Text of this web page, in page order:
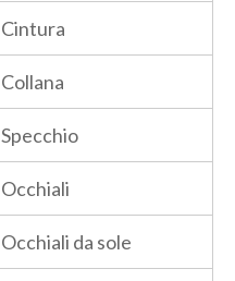
Cintura
Collana
Specchio
Occhiali
Occhiali da sole